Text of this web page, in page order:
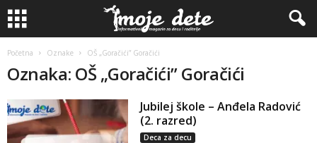
Početna Oznake OŠ „Goračići” Goračići
Oznaka: OŠ „Goračići” Goračići
Jubilej škole – Anđela Radović
(2. razred)
Deca za decu